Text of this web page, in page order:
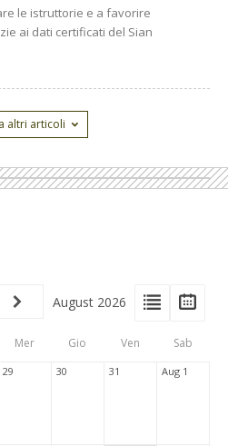
le istruttorie e a favorire
ai dati certificati del Sian
altri articoli
View
List
August 2026
Mer Gio Ven Sab
29 30 31 Aug 1